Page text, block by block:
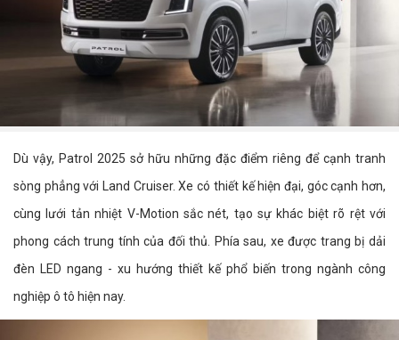
Dù vậy, Patrol 2025 sở hữu những đặc điểm riêng để cạnh tranh
sòng phẳng với Land Cruiser. Xe có thiết kế hiện đại, góc cạnh hơn,
cùng lưới tản nhiệt V-Motion sắc nét, tạo sự khác biệt rõ rệt với
phong cách trung tính của đối thủ. Phía sau, xe được trang bị dải
đèn LED ngang - xu hướng thiết kế phổ biến trong ngành công
nghiệp ô tô hiện nay.